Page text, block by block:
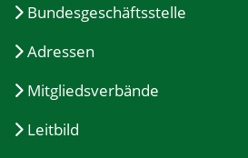
Bundesgeschäftsstelle
Adressen
Mitgliedsverbände
Leitbild